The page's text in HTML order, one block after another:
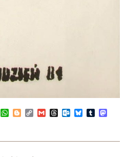
LinkedIn
WhatsApp
BloggerCopy
Link
GmailThreadsOutlook.com
BlueskyTumblr